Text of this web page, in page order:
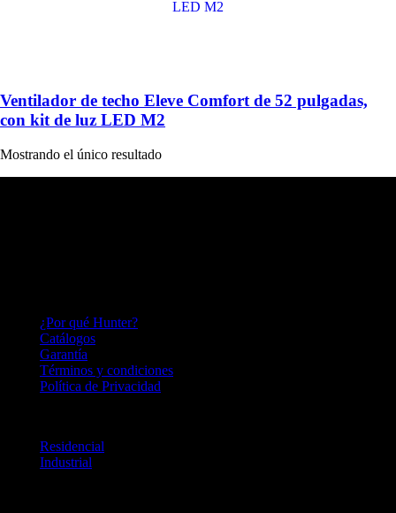
Ventilador de techo Eleve Comfort de 52 pulgadas,
con kit de luz LED M2
Mostrando el único resultado
¿Por qué Hunter?
Catálogos
Garantía
Términos y condiciones
Política de Privacidad
Residencial
Industrial